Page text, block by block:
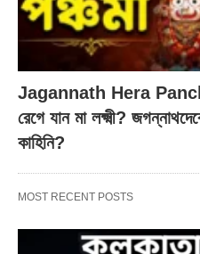
Jagannath Hera
রেগে যান মা লক্ষ্মী?
কাহিনি?
MOST RECENT POSTS